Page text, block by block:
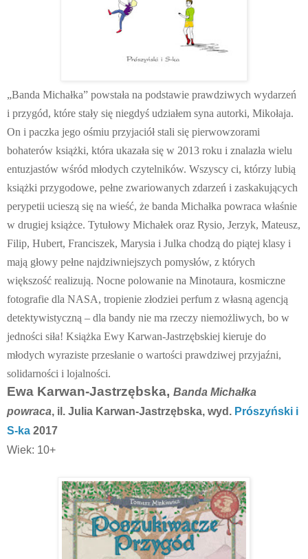
„Banda Michałka” powstała na podstawie prawdziwych wydarzeń
i przygód, które stały się niegdyś udziałem syna autorki, Mikołaja.
On i paczka jego ośmiu przyjaciół stali się pierwowzorami
bohaterów książki, która ukazała się w 2013 roku i znalazła wielu
entuzjastów wśród młodych czytelników. Wszyscy ci, którzy lubią
książki przygodowe, pełne zwariowanych zdarzeń i zaskakujących
perypetii ucieszą się na wieść, że banda Michałka powraca właśnie
w drugiej książce. Tytułowy Michałek oraz Rysio, Jerzyk, Mateusz,
Filip, Hubert, Franciszek, Marysia i Julka chodzą do piątej klasy i
mają głowy pełne najdziwniejszych pomysłów, z których
większość realizują. Nocne polowanie na Minotaura, kosmiczne
fotografie dla NASA, tropienie złodziei perfum z własną agencją
detektywistyczną – dla bandy nie ma rzeczy niemożliwych, bo w
jedności siła! Książka Ewy Karwan-Jastrzębskiej kieruje do
młodych wyraziste przesłanie o wartości prawdziwej przyjaźni,
solidarności i lojalności.
Ewa Karwan-Jastrzębska, Banda Michałka
powraca, il. Julia Karwan-Jastrzębska, wyd. Prószyński i
S-ka 2017
Wiek: 10+